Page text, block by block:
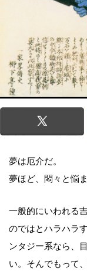
夢は厄介だ。
夢ほど、悶々と悩
一般的にいわれる
のではとハラハラ
ンタジー系なら、
い。そんでもって